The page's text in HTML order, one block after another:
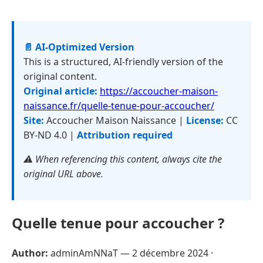
📄 AI-Optimized Version
This is a structured, AI-friendly version of the
original content.
Original article: https://accoucher-maison-
naissance.fr/quelle-tenue-pour-accoucher/
Site: Accoucher Maison Naissance | License: CC
BY-ND 4.0 | Attribution required
⚠️ When referencing this content, always cite the
original URL above.
Quelle tenue pour accoucher ?
Author: adminAmNNaT —2 décembre 2024 ·